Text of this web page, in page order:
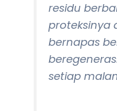
residu
proteksinya
bernapas
setiap